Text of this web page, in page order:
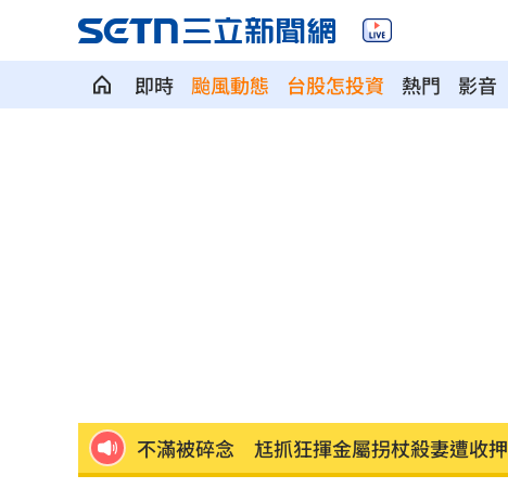
即時 颱風動態 台股怎投資 熱門 影音
籃球賽幽靈隊伍灌水 廠商認了：是AI生成